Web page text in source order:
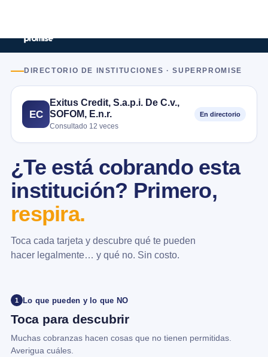
DIRECTORIO DE INSTITUCIONES · SUPERPROMISE
EC
Exitus Credit, S.a.p.i. De C.v.,
SOFOM, E.n.r.
Consultado 12 veces
En directorio
¿Te está cobrando esta
institución? Primero,
respira.
Toca cada tarjeta y descubre qué te pueden
hacer legalmente… y qué no. Sin costo.
1 Lo que pueden y lo que NO
Toca para descubrir
Muchas cobranzas hacen cosas que no tienen permitidas.
Averigua cuáles.